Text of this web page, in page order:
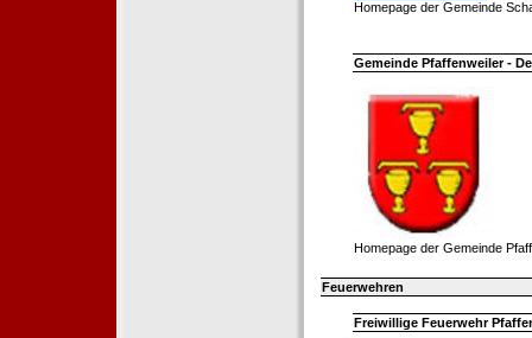
Homepage der Gemeinde
Gemeinde Pfaffenweiler -
Homepage der Gemeinde
Feuerwehren
Freiwillige Feuerwehr